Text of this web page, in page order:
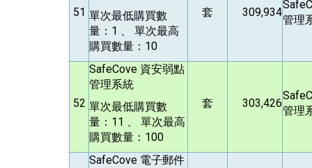
51 單次最低購買數
量：1 、 單次最高
購買數量：10
套 309,934
管理
52
SafeCove 資安弱點
管理系統
單次最低購買數
量：11 、 單次最高
購買數量：100
套 303,426
管理
SafeCove 電子郵件